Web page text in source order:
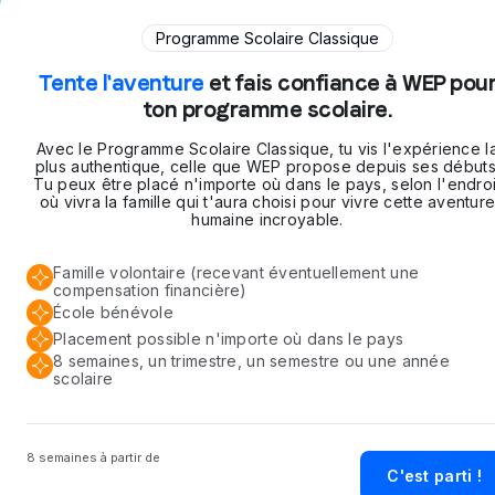
Programme Scolaire Classique
Tente l'aventure et fais confiance à WEP
ton programme scolaire.
Avec le Programme Scolaire Classique, tu vis l'expérience
plus authentique, celle que WEP propose depuis ses
Tu peux être placé n'importe où dans le pays, selon
où vivra la famille qui t'aura choisi pour vivre cette aventure
humaine incroyable.
Famille volontaire (recevant éventuellement une
compensation financière)
École bénévole
Placement possible n'importe où dans le pays
8 semaines, un trimestre, un semestre ou une année
scolaire
8 semaines à partir de
C'est parti !